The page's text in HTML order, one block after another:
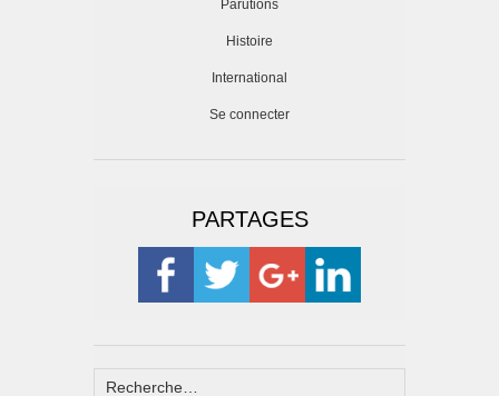
Parutions
Histoire
International
Se connecter
PARTAGES